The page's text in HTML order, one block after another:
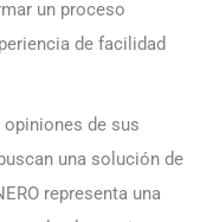
un proceso
de facilidad
de sus
una solución de
representa una